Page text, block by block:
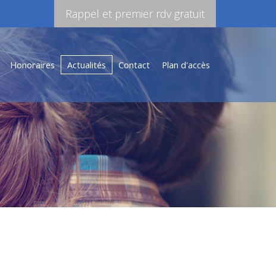
Rappel et premier rdv gratuit
Honoraires Actualités Contact Plan d'accès